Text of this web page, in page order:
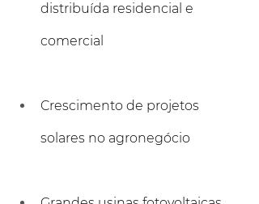
distribuída residencial e
comercial
Crescimento de projetos
solares no agronegócio